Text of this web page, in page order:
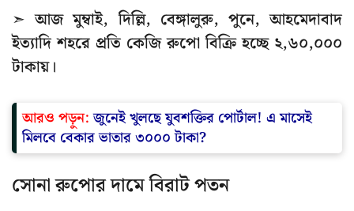
➣ আজ মুম্বাই, দিল্লি, বেঙ্গালুরু, পুনে, আহমেদাবাদ
ইত্যাদি শহরে প্রতি কেজি রুপো বিক্রি হচ্ছে ২,৬০,০০০
টাকায়।
আরও পড়ুন:জুনেই খুলছে যুবশক্তির পোর্টাল! এ মাসেই
মিলবে বেকার ভাতার ৩০০০ টাকা?
সোনা রুপোর দামে বিরাট পতন